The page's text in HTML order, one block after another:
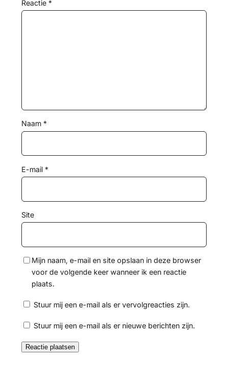
Reactie *
Naam *
E-mail *
Site
Mijn naam, e-mail en site opslaan in deze browser
voor de volgende keer wanneer ik een reactie
plaats.
Stuur mij een e-mail als er vervolgreacties zijn.
Stuur mij een e-mail als er nieuwe berichten zijn.